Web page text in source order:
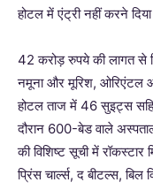
होटल में एंट्री नहीं करने
42 करोड़ रुपये की लागत से
नमूना और मूरिश, ओरिएंटल
होटल ताज में 46 सुइट्स
दौरान 600-बेड वाले
की विशिष्ट सूची में रॉकस्टार
प्रिंस चार्ल्स, द बीटल्स,